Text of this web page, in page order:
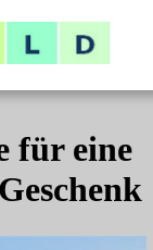
für eine